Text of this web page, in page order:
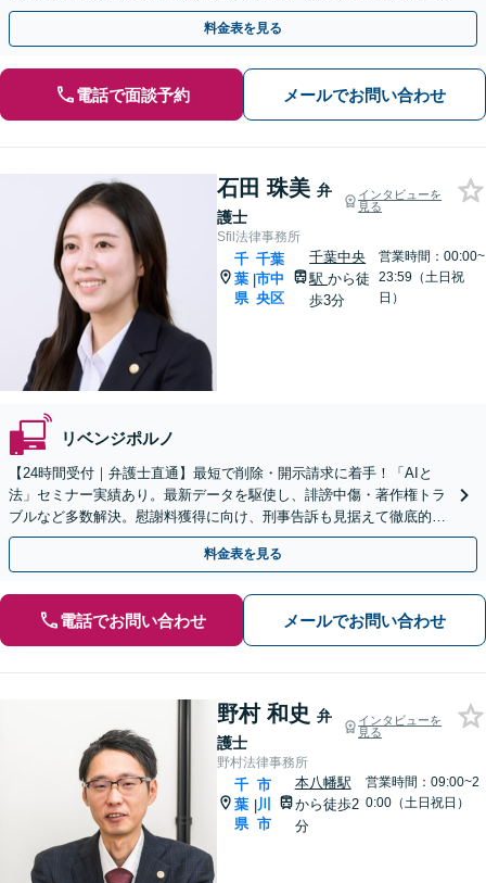
て私が対応します。
料金表を見る
電話で面談予約 メールでお問い合わせ
石田 珠美 弁
護士
インタビューを
見る
Sfil法律事務所
千
葉
県
|
千葉
市中
央区
千葉中央
駅から徒
歩3分
営業時間：00:00~
23:59（土日祝
日）
リベンジポルノ
【24時間受付｜弁護士直通】最短で削除・開示請求に着手！「AIと
法」セミナー実績あり。最新データを駆使し、誹謗中傷・著作権トラ
ブルなど多数解決。慰謝料獲得に向け、刑事告訴も見据えて徹底的に
寄り添います【法テラス可】【WEB面談可｜来所不要】
料金表を見る
電話でお問い合わせ メールでお問い合わせ
野村 和史 弁
護士
インタビューを
見る
野村法律事務所
千
葉
県
|
市
川
市
本八幡駅
から徒歩2
分
営業時間：09:00~2
0:00（土日祝日）